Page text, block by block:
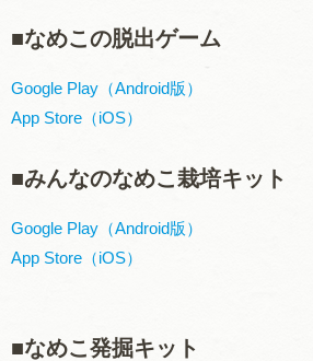
■なめこの脱出ゲーム
Google Play（Android版）
App Store（iOS）
■みんなのなめこ栽培キット
Google Play（Android版）
App Store（iOS）
■なめこ発掘キット